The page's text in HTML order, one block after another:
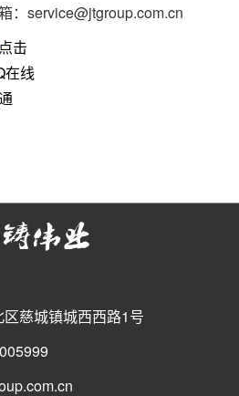
：service@jtgroup.com.cn
慈城镇城西西路1号